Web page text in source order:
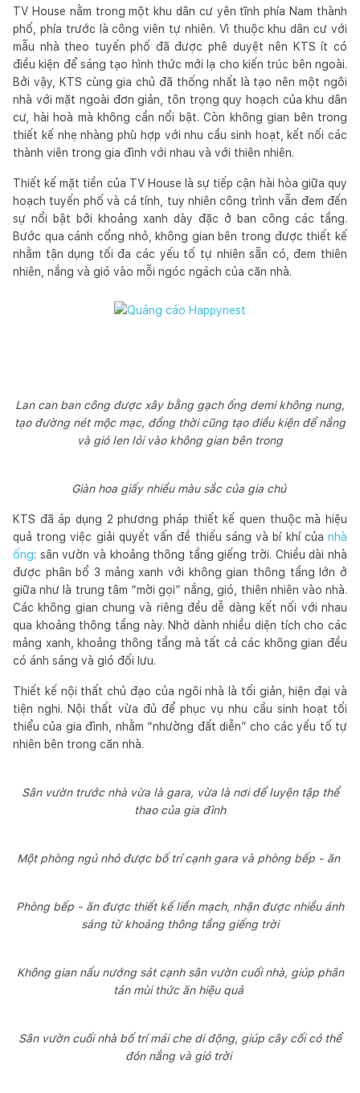
TV House nằm trong một khu dân cư yên tĩnh phía Nam thành
phố, phía trước là công viên tự nhiên. Vì thuộc khu dân cư với
mẫu nhà theo tuyến phố đã được phê duyệt nên KTS ít có
điều kiện để sáng tạo hình thức mới lạ cho kiến trúc bên ngoài.
Bởi vậy, KTS cùng gia chủ đã thống nhất là tạo nên một ngôi
nhà với mặt ngoài đơn giản, tôn trọng quy hoạch của khu dân
cư, hài hoà mà không cần nổi bật. Còn không gian bên trong
thiết kế nhẹ nhàng phù hợp với nhu cầu sinh hoạt, kết nối các
thành viên trong gia đình với nhau và với thiên nhiên.
Thiết kế mặt tiền của TV House là sự tiếp cận hài hòa giữa quy
hoạch tuyến phố và cá tính, tuy nhiên công trình vẫn đem đến
sự nổi bật bởi khoảng xanh dày đặc ở ban công các tầng.
Bước qua cánh cổng nhỏ, không gian bên trong được thiết kế
nhằm tận dụng tối đa các yếu tố tự nhiên sẵn có, đem thiên
nhiên, nắng và gió vào mỗi ngóc ngách của căn nhà.
Lan can ban công được xây bằng gạch ống demi không nung,
tạo đường nét mộc mạc, đồng thời cũng tạo điều kiện để nắng
và gió len lỏi vào không gian bên trong
Giàn hoa giấy nhiều màu sắc của gia chủ
KTS đã áp dụng 2 phương pháp thiết kế quen thuộc mà hiệu
quả trong việc giải quyết vấn đề thiếu sáng và bí khí của nhà
ống: sân vườn và khoảng thông tầng giếng trời. Chiều dài nhà
được phân bổ 3 mảng xanh với không gian thông tầng lớn ở
giữa như là trung tâm “mời gọi” nắng, gió, thiên nhiên vào nhà.
Các không gian chung và riêng đều dễ dàng kết nối với nhau
qua khoảng thông tầng này. Nhờ dành nhiều diện tích cho các
mảng xanh, khoảng thông tầng mà tất cả các không gian đều
có ánh sáng và gió đối lưu.
Thiết kế nội thất chủ đạo của ngôi nhà là tối giản, hiện đại và
tiện nghi. Nội thất vừa đủ để phục vụ nhu cầu sinh hoạt tối
thiểu của gia đình, nhằm “nhường đất diễn” cho các yếu tố tự
nhiên bên trong căn nhà.
Sân vườn trước nhà vừa là gara, vừa là nơi để luyện tập thể
thao của gia đình
Một phòng ngủ nhỏ được bố trí cạnh gara và phòng bếp - ăn
Phòng bếp - ăn được thiết kế liền mạch, nhận được nhiều ánh
sáng từ khoảng thông tầng giếng trời
Không gian nấu nướng sát cạnh sân vườn cuối nhà, giúp phân
tán mùi thức ăn hiệu quả
Sân vườn cuối nhà bố trí mái che di động, giúp cây cối có thể
đón nắng và gió trời